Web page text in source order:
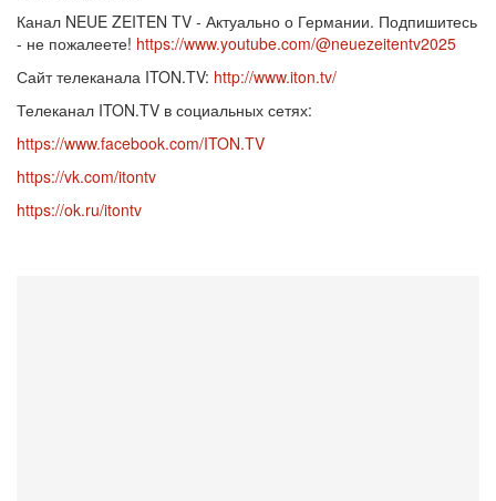
Канал NEUE ZEITEN TV - Актуально о Германии. Подпишитесь
- не пожалеете! https://www.youtube.com/@neuezeitentv2025
Сайт телеканала ITON.TV: http://www.iton.tv/
Телеканал ITON.TV в социальных сетях:
https://www.facebook.com/ITON.TV
https://vk.com/itontv
https://ok.ru/itontv